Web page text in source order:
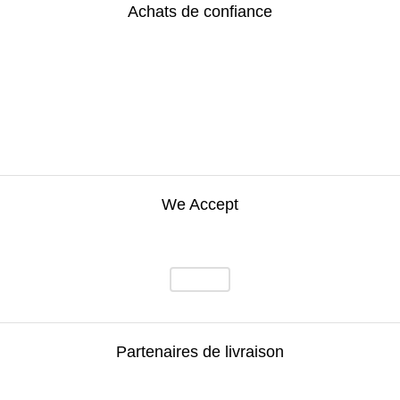
Achats de confiance
We Accept
Partenaires de livraison